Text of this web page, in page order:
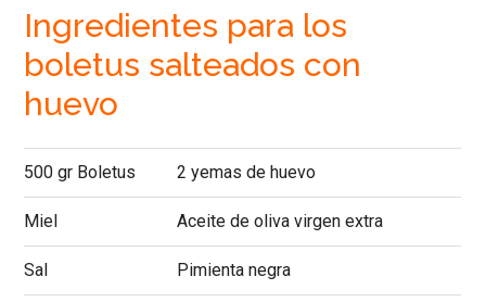
Ingredientes para los
boletus salteados con
huevo
500 gr Boletus 2 yemas de huevo
Miel Aceite de oliva virgen extra
Sal Pimienta negra